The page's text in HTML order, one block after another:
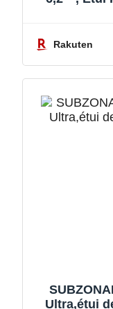
Case
Rakuten
Ultra,étui